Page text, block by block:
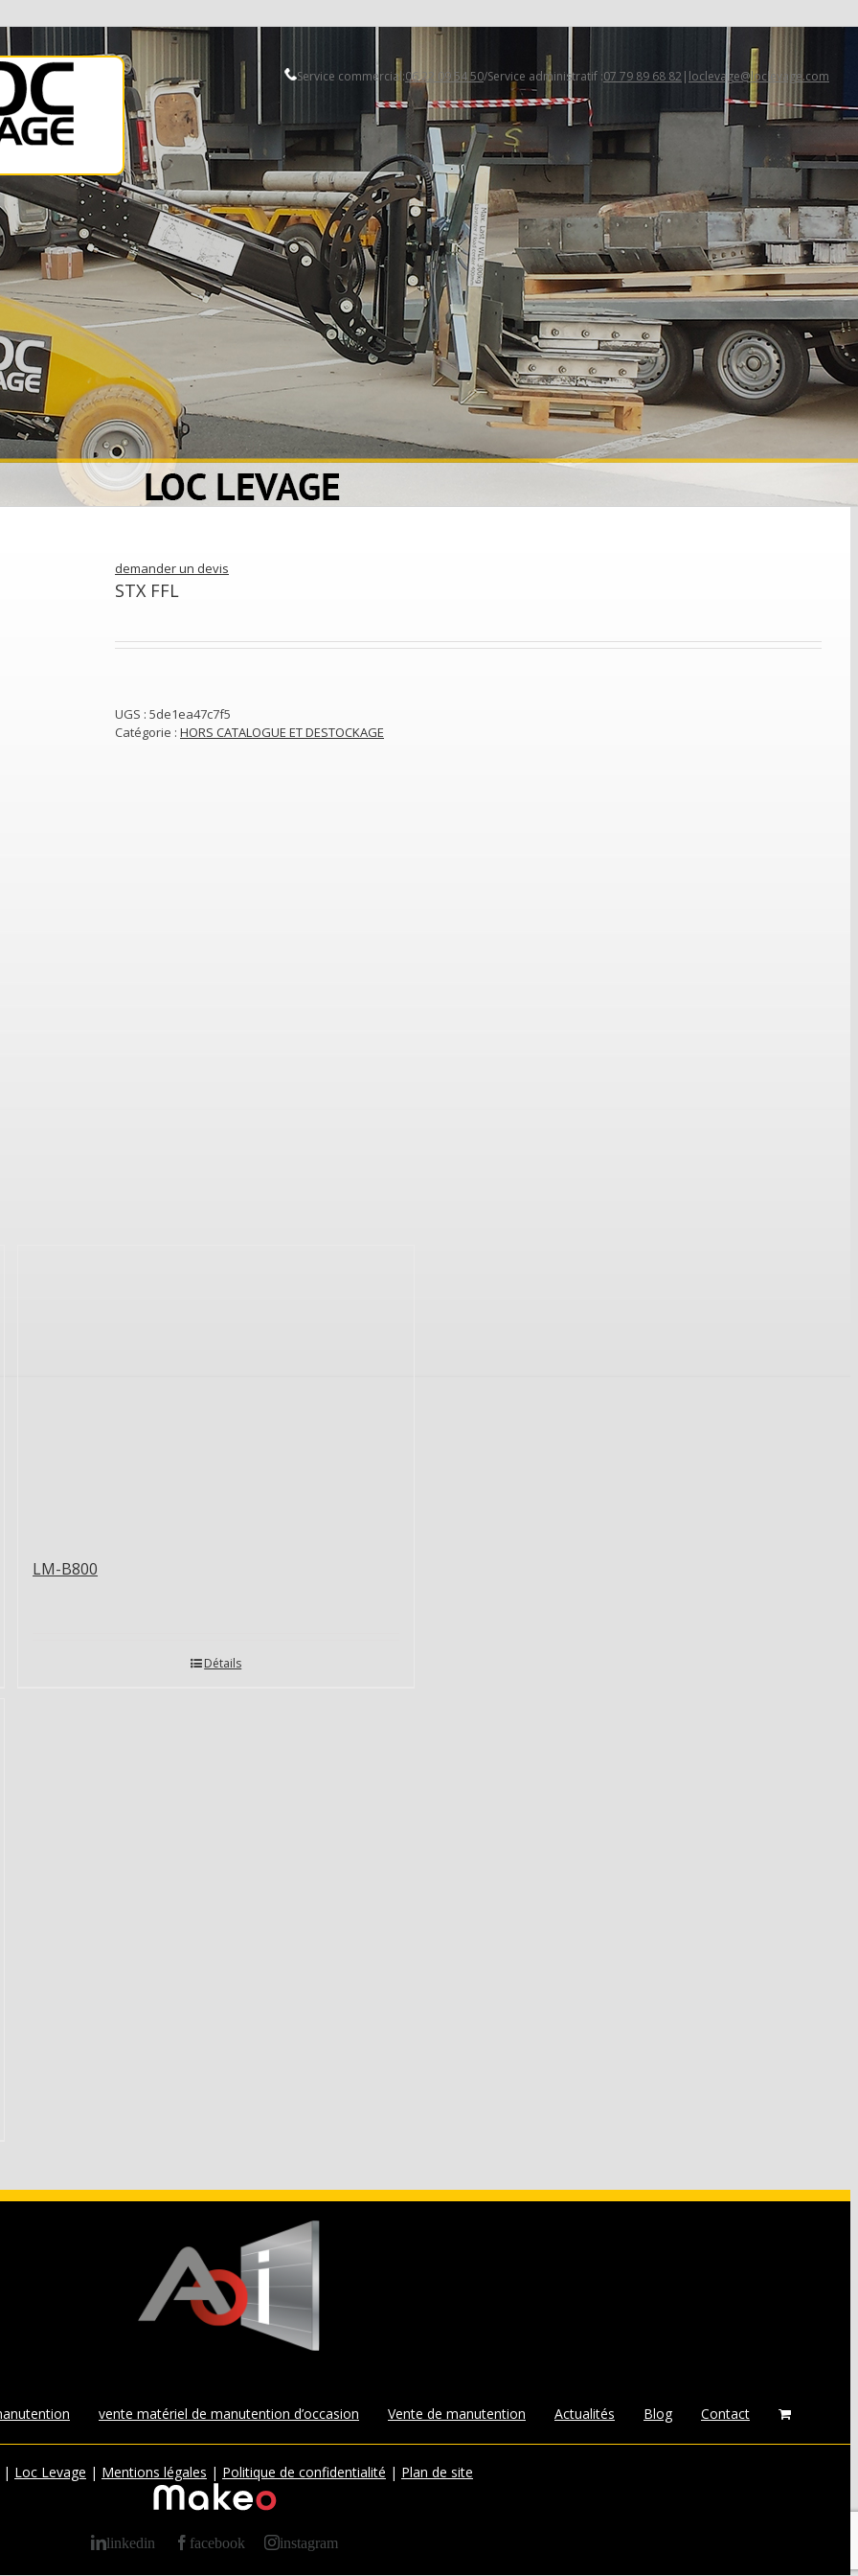
Service commercial:06 22 09 54 50/Service administratif :07 79 89 68 82 | loclevage@loclevage.com
demander un devis
STX FFL
UGS : 5de1ea47c7f5
Catégorie : HORS CATALOGUE ET DESTOCKAGE
LM-B800
Détails
vente matériel de manutention d’occasion Vente de manutention Actualités Blog Contact
| Loc Levage | Mentions légales | Politique de confidentialité | Plan de site
linkedin facebook instagram